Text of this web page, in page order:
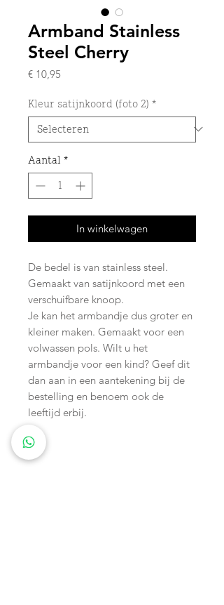
Armband Stainless
Steel Cherry
€ 10,95
Kleur satijnkoord (foto 2) *
Aantal *
In winkelwagen
De bedel is van stainless steel.
Gemaakt van satijnkoord met een
verschuifbare knoop.
Je kan het armbandje dus groter en
kleiner maken. Gemaakt voor een
volwassen pols. Wilt u het
armbandje voor een kind? Geef dit
dan aan in een aantekening bij de
bestelling en benoem ook de
leeftijd erbij.